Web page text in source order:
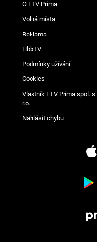
O FTV Prima
Volná místa
Reklama
HbbTV
Podmínky užívání
Cookies
Vlastník FTV Prima spol. s
r.o.
Nahlásit chybu